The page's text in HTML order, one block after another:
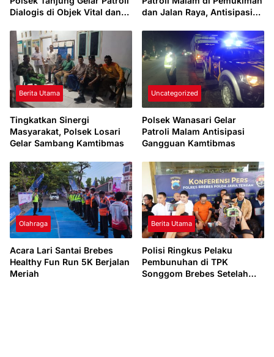
Dialogis di Objek Vital dan
dan Jalan Raya, Antisipasi
Berita Utama
Tingkatkan Sinergi
Masyarakat, Polsek Losari
Gelar Sambang Kamtibmas
Uncategorized
Polsek Wanasari Gelar
Patroli Malam Antisipasi
Gangguan Kamtibmas
Olahraga
Acara Lari Santai Brebes
Healthy Fun Run 5K Berjalan
Meriah
Berita Utama
Polisi Ringkus Pelaku
Pembunuhan di TPK
Songgom Brebes Setelah